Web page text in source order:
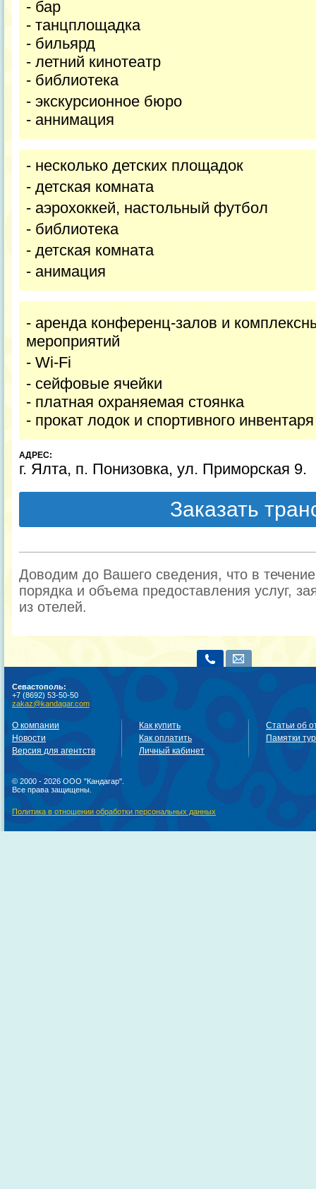
- бар
- танцплощадка
- бильярд
- летний кинотеатр
- библиотека
- экскурсионное бюро
- аннимация
- несколько детских площадок
- детская комната
- аэрохоккей, настольный футбол
- библиотека
- детская комната
- анимация
- аренда конференц-залов и
мероприятий
- Wi-Fi
- сейфовые ячейки
- платная охраняемая стоянка
- прокат лодок и спортивного инвентаря
АДРЕС:
г. Ялта, п. Понизовка, ул. Приморская 9.
Заказать
Доводим до Вашего сведения, что в
порядка и объема предоставления услуг,
из отелей.
Севастополь:
+7 (8692) 53-50-50
zakaz@kandagar.com
О компании
Новости
Версия для агентств
Как купить
Как оплатить
Личный кабинет
Статьи об
Памятки
© 2000 - 2026 ООО "Кандагар".
Все права защищены.
Политика в отношении обработки персональных данных